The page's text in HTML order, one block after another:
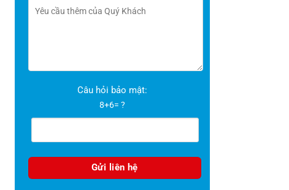
Câu hỏi bảo mật:
8+6= ?